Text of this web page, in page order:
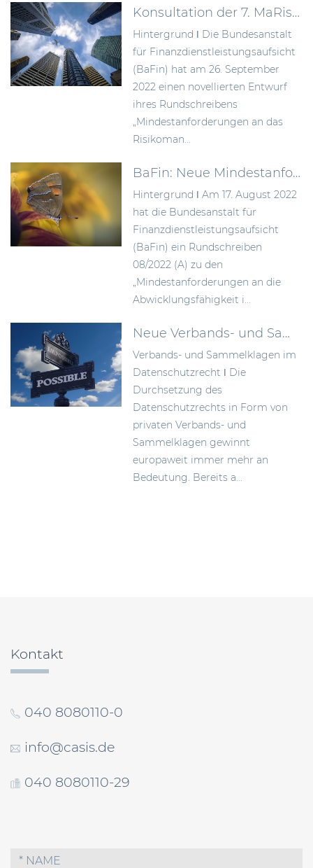
Konsultation der 7. MaRisk-Novelle
Hintergrund ǀ Die Bundesanstalt
für Finanzdienstleistungsaufsicht
(BaFin) hat am 26. September
2022 einen novellierten Entwurf
ihres Rundschreibens
„Mindestanforderungen an das
Risikoman...
BaFin: Neue Mindestanforderungen zur Verbesserung der Abwicklungsfähigkeit von Instituten
Hintergrund ǀ Am 17. August 2022
hat die Bundesanstalt für
Finanzdienstleistungsaufsicht
(BaFin) ein Rundschreiben
08/2022 (A) zu den
„Mindestanforderungen an die
Abwicklungsfähigkeit i...
Neue Verbands- und Sammelklagen im Datenschutzrecht
Verbands- und Sammelklagen im
Datenschutzrecht ǀ Die
Durchsetzung des
Datenschutzrechts in Form von
privaten Verbands- und
Sammelklagen gewinnt
europaweit immer mehr an
Bedeutung. Bereits a...
Kontakt
040 8080110-0
info@casis.de
040 8080110-29